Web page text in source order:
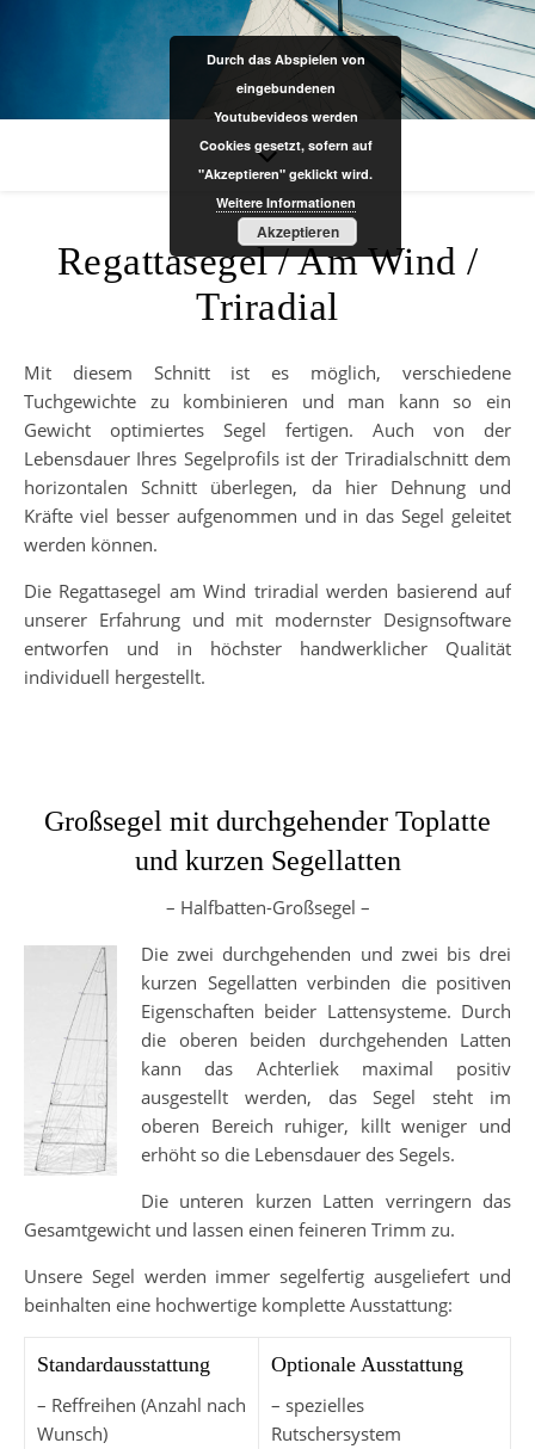
Regattasegel / Am Wind /
Triradial
Mit diesem Schnitt ist es möglich, verschiedene
Tuchgewichte zu kombinieren und man kann so ein
Gewicht optimiertes Segel fertigen. Auch von der
Lebensdauer Ihres Segelprofils ist der Triradialschnitt dem
horizontalen Schnitt überlegen, da hier Dehnung und
Kräfte viel besser aufgenommen und in das Segel geleitet
werden können.
Die Regattasegel am Wind triradial werden basierend auf
unserer Erfahrung und mit modernster Designsoftware
entworfen und in höchster handwerklicher Qualität
individuell hergestellt.
Großsegel mit durchgehender Toplatte
und kurzen Segellatten
– Halfbatten-Großsegel –
Die zwei durchgehenden und zwei bis drei
kurzen Segellatten verbinden die positiven
Eigenschaften beider Lattensysteme. Durch
die oberen beiden durchgehenden Latten
kann das Achterliek maximal positiv
ausgestellt werden, das Segel steht im
oberen Bereich ruhiger, killt weniger und
erhöht so die Lebensdauer des Segels.
Die unteren kurzen Latten verringern das
Gesamtgewicht und lassen einen feineren Trimm zu.
Unsere Segel werden immer segelfertig ausgeliefert und
beinhalten eine hochwertige komplette Ausstattung:
Standardausstattung
– Reffreihen (Anzahl nach
Wunsch)
Optionale Ausstattung
– spezielles
Rutschersystem
Durch das Abspielen von
eingebundenen
Youtubevideos werden
Cookies gesetzt, sofern auf
"Akzeptieren" geklickt wird.
Weitere Informationen
Akzeptieren